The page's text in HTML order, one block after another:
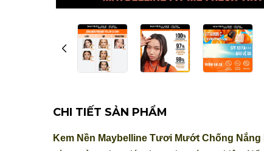
CHI TIẾT SẢN PHẨM
Kem Nền Maybelline Tươi Mướt Chống Nắng